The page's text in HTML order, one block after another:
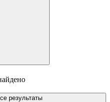
результаты